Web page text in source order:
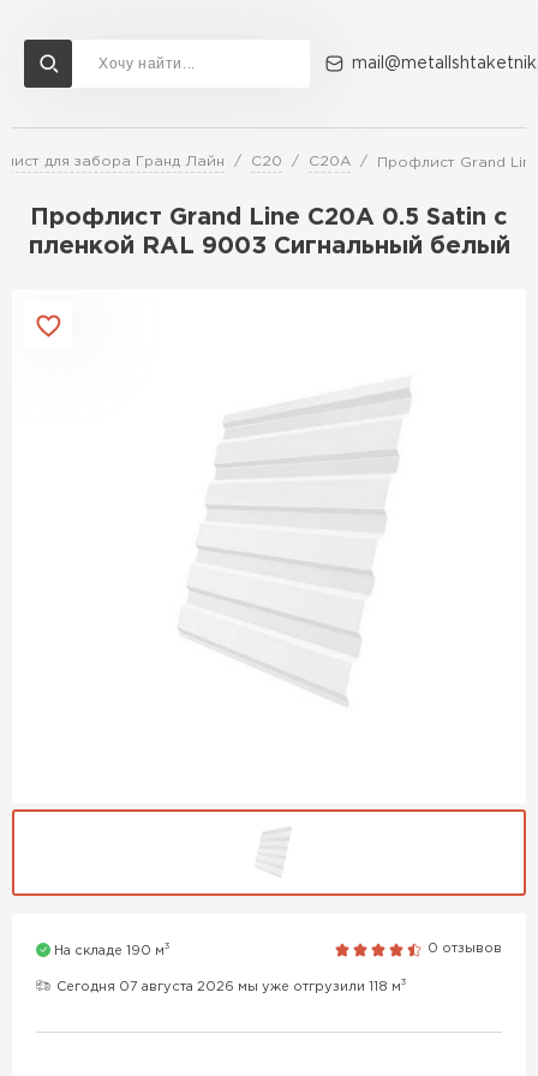
для забора Гранд Лайн C20 C20A Профлист Grand
Профлист Grand Line C20А 0.5 Satin с
пленкой RAL 9003 Сигнальный белый
На складе 190 м3 0 отзывов
Сегодня 07 августа 2026 мы уже отгрузили 118 м3
Доставка и оплата Акции О компании Контакты
Перейти в каталог